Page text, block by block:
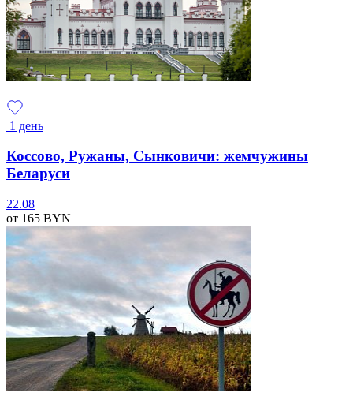
1 день
Коссово, Ружаны, Сынковичи: жемчужины
Беларуси
22.08
от 165 BYN